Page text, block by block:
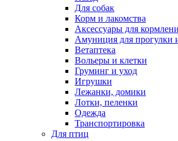
Для собак
Корм и лакомства
Аксессуары для
Амуниция для прогулки
Ветаптека
Вольеры и клетки
Груминг и уход
Игрушки
Лежанки, домики
Лотки, пеленки
Одежда
Транспортировка
Для птиц